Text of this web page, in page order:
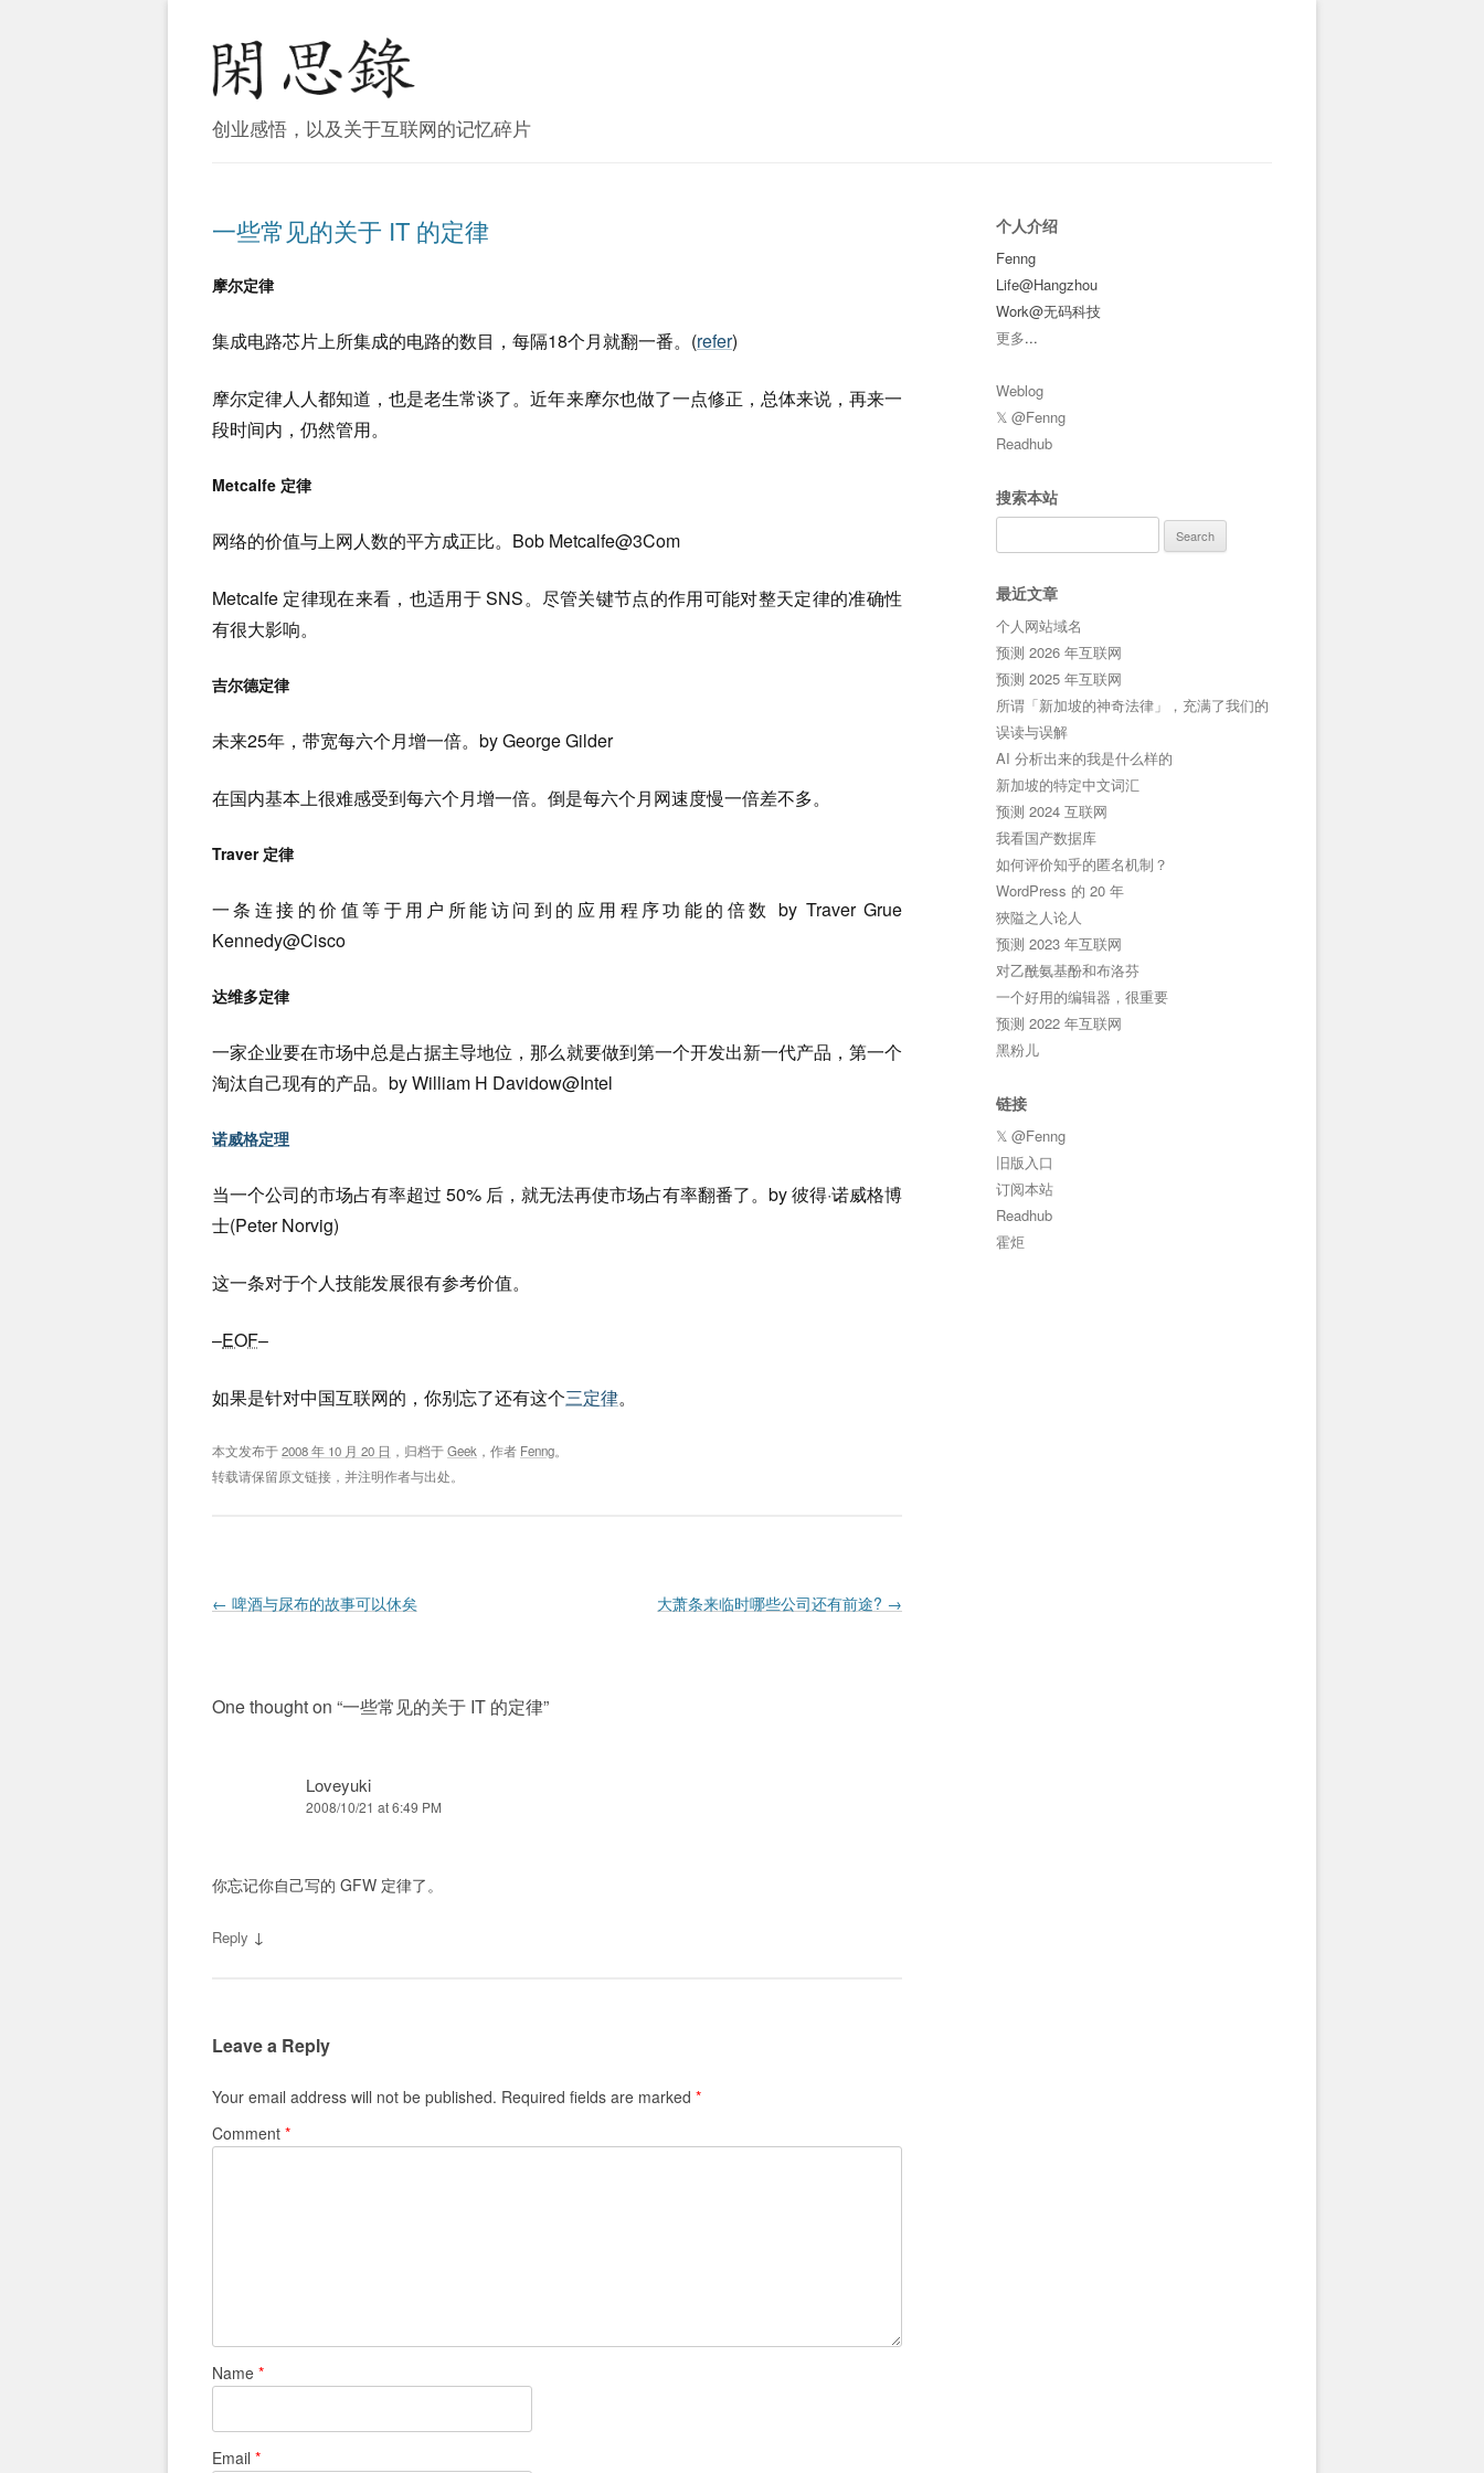
创业感悟，以及关于互联网的记忆碎片
一些常见的关于 IT 的定律
摩尔定律
集成电路芯片上所集成的电路的数目，每隔18个月就翻一番。(refer)
摩尔定律人人都知道，也是老生常谈了。近年来摩尔也做了一点修正，总体来说，再来一
段时间内，仍然管用。
Metcalfe 定律
网络的价值与上网人数的平方成正比。Bob Metcalfe@3Com
Metcalfe 定律现在来看，也适用于 SNS。尽管关键节点的作用可能对整天定律的准确性
有很大影响。
吉尔德定律
未来25年，带宽每六个月增一倍。by George Gilder
在国内基本上很难感受到每六个月增一倍。倒是每六个月网速度慢一倍差不多。
Traver 定律
一条连接的价值等于用户所能访问到的应用程序功能的倍数 by Traver Grue
Kennedy@Cisco
达维多定律
一家企业要在市场中总是占据主导地位，那么就要做到第一个开发出新一代产品，第一个
淘汰自己现有的产品。by William H Davidow@Intel
诺威格定理
当一个公司的市场占有率超过 50% 后，就无法再使市场占有率翻番了。by 彼得·诺威格博
士(Peter Norvig)
这一条对于个人技能发展很有参考价值。
–EOF–
如果是针对中国互联网的，你别忘了还有这个三定律。
本文发布于2008 年 10 月 20 日 ，归档于Geek ，作者 Fenng。
转载请保留原文链接，并注明作者与出处。
Post navigation
← 啤酒与尿布的故事可以休矣 大萧条来临时哪些公司还有前途? →
One thought on “一些常见的关于 IT 的定律”
Loveyuki
2008/10/21 at 6:49 PM
你忘记你自己写的 GFW 定律了。
Reply ↓
Leave a Reply
Your email address will not be published. Required fields are marked *
Comment *
Name *
Email *
个人介绍
Fenng
Life@Hangzhou
Work@无码科技
更多...
Weblog
𝕏 @Fenng
Readhub
搜索本站
for:
最近文章
个人网站域名
预测 2026 年互联网
预测 2025 年互联网
所谓「新加坡的神奇法律」，充满了我们的
误读与误解
AI 分析出来的我是什么样的
新加坡的特定中文词汇
预测 2024 互联网
我看国产数据库
如何评价知乎的匿名机制？
WordPress 的 20 年
狹隘之人论人
预测 2023 年互联网
对乙酰氨基酚和布洛芬
一个好用的编辑器，很重要
预测 2022 年互联网
黑粉儿
链接
𝕏 @Fenng
旧版入口
订阅本站
Readhub
霍炬